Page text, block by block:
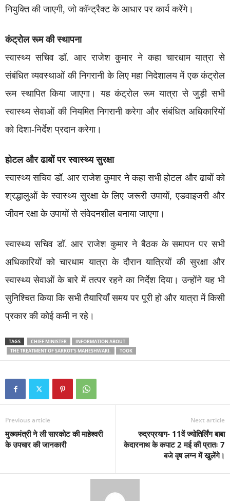
नियुक्ति की जाएगी, जो कॉन्ट्रैक्ट के आधार पर कार्य करेंगे।
कंट्रोल रूम की स्थापना
स्वास्थ्य सचिव डॉ. आर राजेश कुमार ने कहा चारधाम यात्रा से
संबंधित व्यवस्थाओं की निगरानी के लिए महा निदेशालय में एक कंट्रोल
रूम स्थापित किया जाएगा। यह कंट्रोल रूम यात्रा से जुड़ी सभी
स्वास्थ्य सेवाओं की नियमित निगरानी करेगा और संबंधित अधिकारियों
को दिशा-निर्देश प्रदान करेगा।
होटल और ढाबों पर स्वास्थ्य सुरक्षा
स्वास्थ्य सचिव डॉ. आर राजेश कुमार ने कहा सभी होटल और ढाबों को
श्रद्धालुओं के स्वास्थ्य सुरक्षा के लिए जरूरी उपायों, एडवाइजरी और
जीवन रक्षा के उपायों से संवेदनशील बनाया जाएगा।
स्वास्थ्य सचिव डॉ. आर राजेश कुमार ने बैठक के समापन पर सभी
अधिकारियों को चारधाम यात्रा के दौरान यात्रियों की सुरक्षा और
स्वास्थ्य सेवाओं के बारे में तत्पर रहने का निर्देश दिया। उन्होंने यह भी
सुनिश्चित किया कि सभी तैयारियाँ समय पर पूरी हो और यात्रा में किसी
प्रकार की कोई कमी न रहे।
TAGS CHIEF MINISTER
INFORMATION ABOUT
THE TREATMENT OF SARKOT'S MAHESHWARI.
TOOK
Previous article
मुख्यमंत्री ने ली सारकोट की माहेश्वरी
के उपचार की जानकारी
Next article
रुद्रप्रयाग- 11वें ज्योतिर्लिंग बाबा
केदारनाथ के कपाट 2 मई की प्रातः 7
बजे वृष लग्न में खुलेंगे।